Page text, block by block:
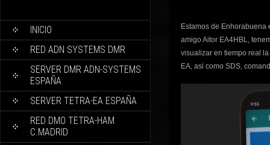
INICIO
RED ADN SYSTEMS DMR
SERVER DMR ADN-SYSTEMS
ESPAÑA
SERVER TETRA-EA ESPAÑA
RED DMO TETRA-HAM
C.MADRID
Estamos de Enhorabuena
amigo Aitor EA4HBL,
visualizar en tiempo real
EA, asi como SDS,